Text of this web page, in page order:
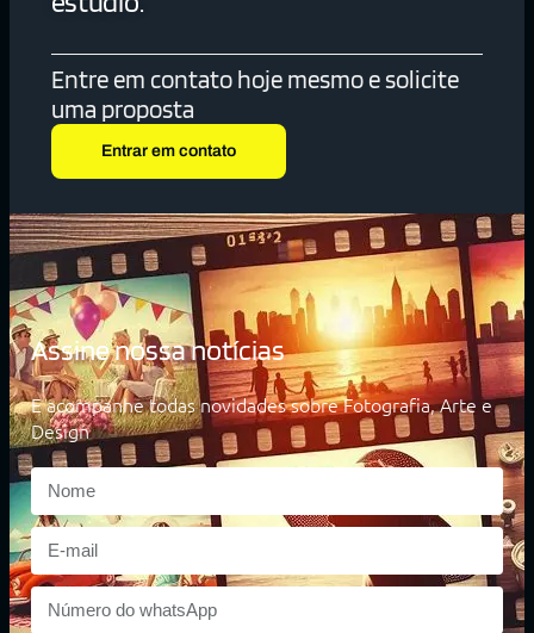
Entre em contato hoje mesmo e solicite
uma proposta
Entrar em contato
Assine nossa notícias
E acompanhe todas novidades sobre Fotografia, Arte e
Design